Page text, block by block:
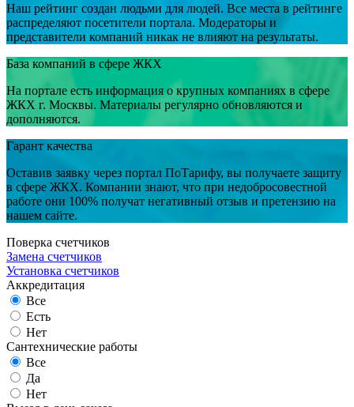
Наш рейтинг создан людьми для людей. Все места в рейтинге
распределяют посетители портала. Модераторы и
представители компаний никак не влияют на результаты.
База компаний в сфере ЖКХ
На портале есть информация о крупных компаниях в сфере
ЖКХ г. Москвы. Материалы регулярно обновляются и
дополняются.
Гарант качества
Оставив заявку через портал ПоТарифу, вы получаете защиту
в сфере ЖКХ. Компании знают, что при недобросовестной
работе они 100% получат негативный отзыв и претензию на
нашем сайте.
Поверка счетчиков
Замена счетчиков
Установка счетчиков
Аккредитация
Все
Есть
Нет
Сантехнические работы
Все
Да
Нет